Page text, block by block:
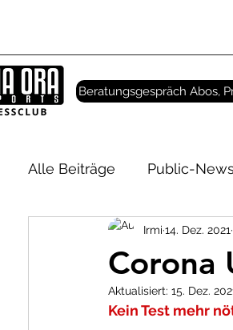
Beratungsgespräch Abos,
Alle Beiträge Public-News
Corona
Irmi 14. Dez. 2021
Aktualisiert: 15. Dez.
Kein Test mehr